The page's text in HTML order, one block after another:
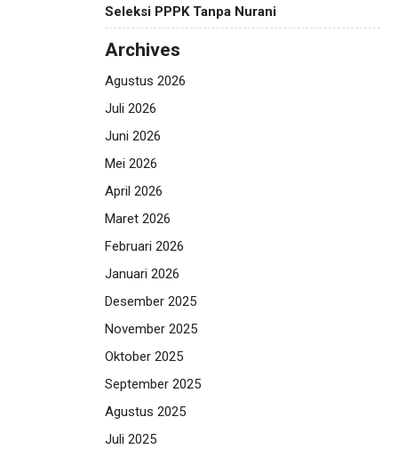
Seleksi PPPK Tanpa Nurani
Archives
Agustus 2026
Juli 2026
Juni 2026
Mei 2026
April 2026
Maret 2026
Februari 2026
Januari 2026
Desember 2025
November 2025
Oktober 2025
September 2025
Agustus 2025
Juli 2025